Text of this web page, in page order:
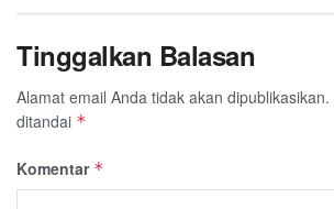
Tinggalkan Balasan
Alamat email Anda tidak akan dipublikasikan.
ditandai *
Komentar *